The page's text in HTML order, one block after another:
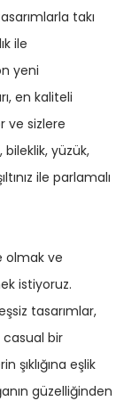
takı
ile
yeni
en kaliteli
ve sizlere
bileklik, yüzük,
ile parlamalı
olmak ve
istiyoruz.
tasarımlar,
casual bir
şıklığına eşlik
güzelliğinden